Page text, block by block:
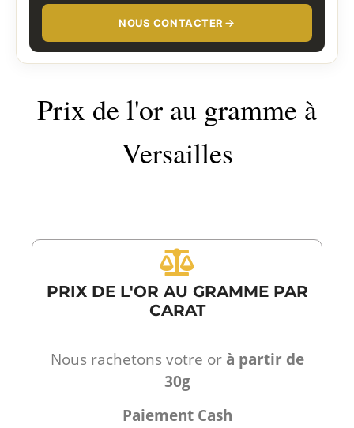
NOUS CONTACTER
Prix de l'or au gramme à
Versailles
PRIX DE L'OR AU GRAMME PAR
CARAT
Nous rachetons votre orà partir de
30g
Paiement Cash